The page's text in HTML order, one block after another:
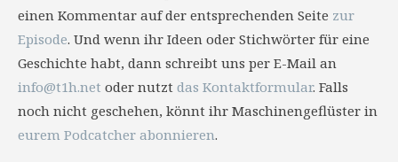
einen Kommentar auf der entsprechenden Seite zur
Episode. Und wenn ihr Ideen oder Stichwörter für eine
Geschichte habt, dann schreibt uns per E-Mail an
info@t1h.net oder nutzt das Kontaktformular. Falls
noch nicht geschehen, könnt ihr Maschinengeflüster in
eurem Podcatcher abonnieren.